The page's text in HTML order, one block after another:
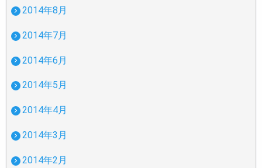
2014年8月
2014年7月
2014年6月
2014年5月
2014年4月
2014年3月
2014年2月